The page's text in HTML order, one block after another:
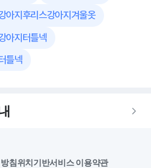
아지후리스강아지겨울옷
아지터틀넥
틀넥
침위치기반서비스 이용약관